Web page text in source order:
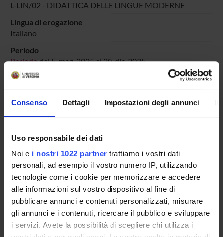
Consenso Dettagli Impostazioni degli annunci
Uso responsabile dei dati
Noi e i nostri 1022 partner trattiamo i vostri dati
personali, ad esempio il vostro numero IP, utilizzando
tecnologie come i cookie per memorizzare e accedere
alle informazioni sul vostro dispositivo al fine di
pubblicare annunci e contenuti personalizzati, misurare
gli annunci e i contenuti, ricercare il pubblico e sviluppare
i servizi. Avete la possibilità di scegliere chi utilizza i
L-LIN/02 - DIDATTICA DELLE LINGUE MODERNE
Lingua di erogazione
Italiano
Periodo
Periododal 5-mag-2025 al 20-dic-2025.
Seminari relativi al corso
Presentazione
Come iscriversi
Insegnamenti